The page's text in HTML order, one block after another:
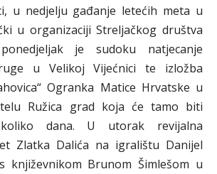
u nedjelju gađanje letećih meta u
u organizaciji Streljačkog društva
je sudoku natjecanje
u Velikoj Vijećnici te izložba
Ogranka Matice Hrvatske u
Ružica grad koja će tamo biti
dana. U utorak revijalna
Zlatka Dalića na igralištu Danijel
književnikom Brunom Šimlešom u